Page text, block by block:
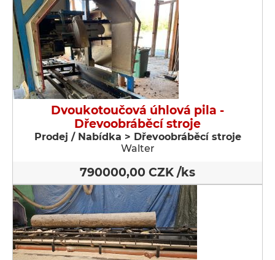
Dvoukotoučová úhlová pila -
Dřevoobráběcí stroje
Prodej / Nabídka > Dřevoobráběcí stroje
Walter
790000,00 CZK /ks